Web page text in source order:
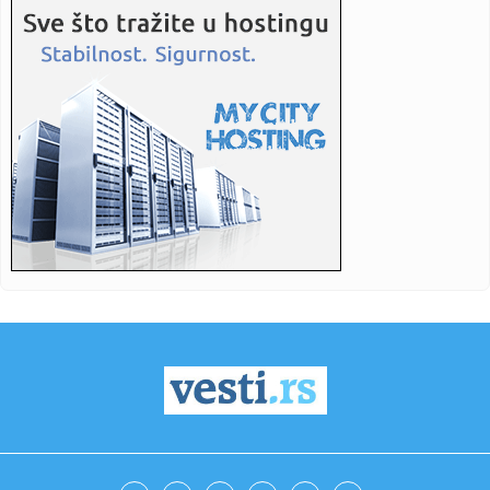
18:48: Mladić se utopio u Krivaji
18:48:
pravilno k...
18:48:Ko su najbogatije estradne zvijezde u Srbiji: Godinama
zarađuju ...
18:48:Bečki robot srpskog naučnika donosi revoluciju: Metalne
dijelov...
18:48:Poljoprivrednicima potrebne milijarde evra pomoći
Crvena, žuta, zelena ili plava: Šta znače lampice na